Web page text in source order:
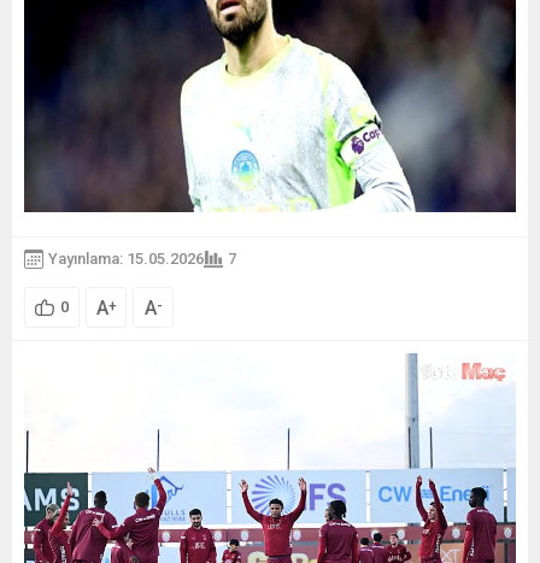
Yayınlama: 15.05.2026 7
0 A+ A-